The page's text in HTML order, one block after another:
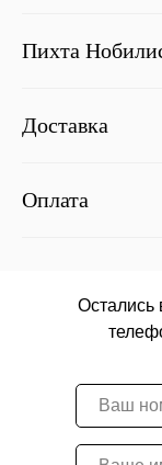
Пихта
Доставка
Оплата
Остались